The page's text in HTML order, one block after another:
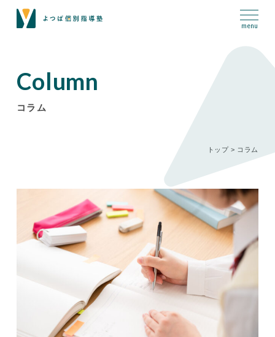
Column
コラム
トップ> コラム